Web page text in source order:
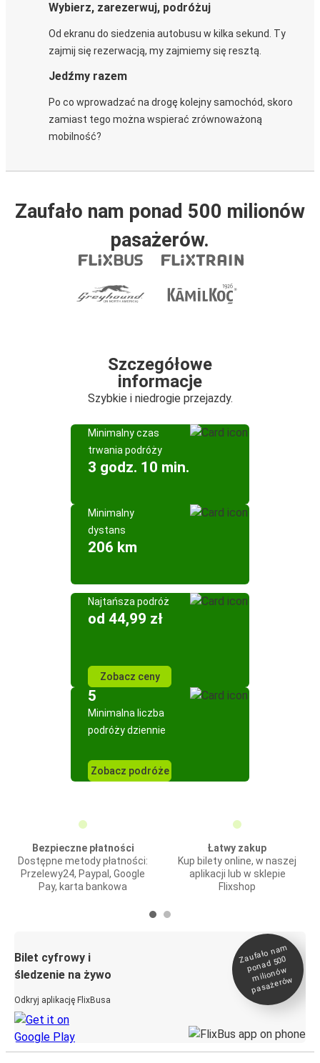
Wybierz, zarezerwuj, podróżuj
Od ekranu do siedzenia autobusu w kilka sekund. Ty
zajmij się rezerwacją, my zajmiemy się resztą.
Jedźmy razem
Po co wprowadzać na drogę kolejny samochód, skoro
zamiast tego można wspierać zrównoważoną
mobilność?
Zaufało nam ponad 500 milionów
pasażerów.
Szczegółowe
informacje
Szybkie i niedrogie przejazdy.
Minimalny czas
trwania podróży
3 godz. 10 min.
Minimalny
dystans
206 km
Najtańsza podróż
od 44,99 zł
Zobacz ceny
5
Minimalna liczba
podróży dziennie
Zobacz podróże
Bezpieczne płatności
Dostępne metody płatności:
Przelewy24, Paypal, Google
Pay, karta bankowa
Łatwy zakup
Kup bilety online, w naszej
aplikacji lub w sklepie
Flixshop
Bilet cyfrowy i
śledzenie na żywo
Odkryj aplikację FlixBusa
Zaufało na
m
ponad 500
milionó
w
pasażeró
w